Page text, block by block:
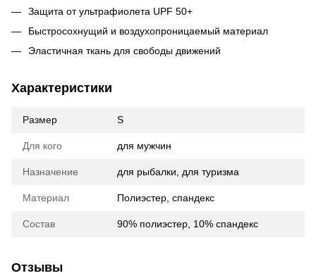
Защита от ультрафиолета UPF 50+
Быстросохнущий и воздухопроницаемый материал
Эластичная ткань для свободы движений
Характеристики
Размер S
Для кого для мужчин
Назначение для рыбалки, для туризма
Материал Полиэстер, спандекс
Состав 90% полиэстер, 10% спандекс
Отзывы